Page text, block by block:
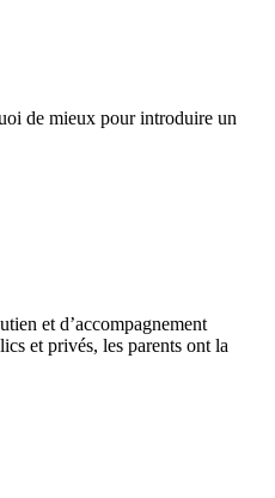
de mieux pour introduire un
et d’accompagnement
et privés, les parents ont la